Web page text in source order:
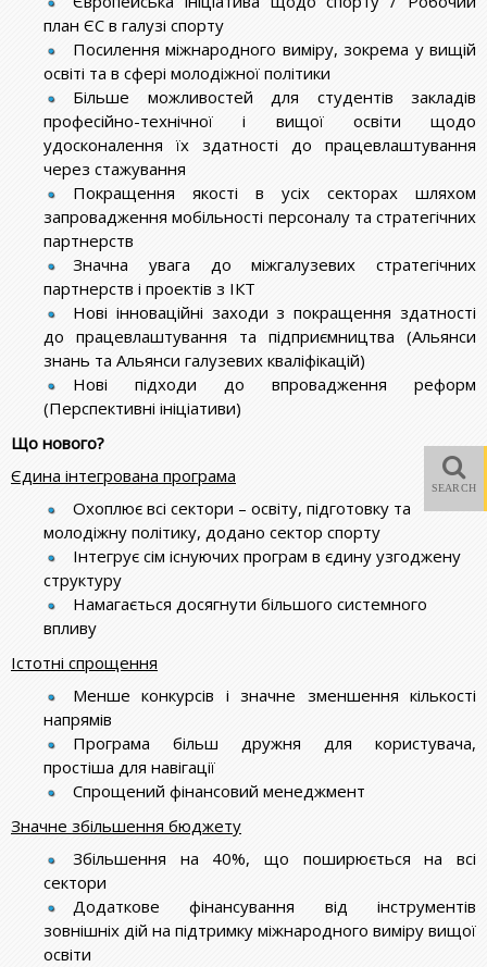
SEARCH
план ЄС в галузі спорту
Посилення міжнародного виміру, зокрема у вищій
освіті та в сфері молодіжної політики
Більше можливостей для студентів закладів
професійно-технічної і вищої освіти щодо
удосконалення їх здатності до працевлаштування
через стажування
Покращення якості в усіх секторах шляхом
запровадження мобільності персоналу та стратегічних
партнерств
Значна увага до міжгалузевих стратегічних
партнерств і проектів з ІКТ
Нові інноваційні заходи з покращення здатності
до працевлаштування та підприємництва (Альянси
знань та Альянси галузевих кваліфікацій)
Нові підходи до впровадження реформ
(Перспективні ініціативи)
Що нового?
Єдина інтегрована програма
Охоплює всі сектори – освіту, підготовку та
молодіжну політику, додано сектор спорту
Інтегрує сім існуючих програм в єдину узгоджену
структуру
Намагається досягнути більшого системного
впливу
Істотні спрощення
Менше конкурсів і значне зменшення кількості
напрямів
Програма більш дружня для користувача,
простіша для навігації
Спрощений фінансовий менеджмент
Значне збільшення бюджету
Збільшення на 40%, що поширюється на всі
сектори
Додаткове фінансування від інструментів
зовнішніх дій на підтримку міжнародного виміру вищої
освіти